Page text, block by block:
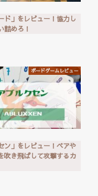
ド」をレビュー！協力し
詰めろ！
ボードゲームレビュー
ン」をレビュー！ペアや
吹き飛ばして攻撃するカ